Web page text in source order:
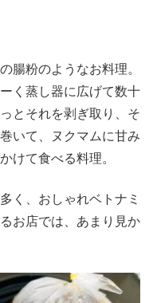
腸粉のようなお料理。
く蒸し器に広げて数十
とそれを剥ぎ取り、そ
いて、ヌクマムに甘み
けて食べる料理。
く、おしゃれベトナミ
お店では、あまり見か